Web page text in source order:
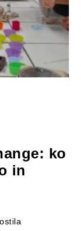
ko
in